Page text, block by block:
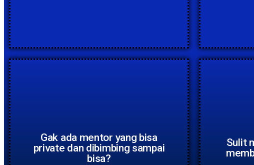
Gak ada mentor yang bisa
private dan dibimbing sampai
bisa?
Sulit